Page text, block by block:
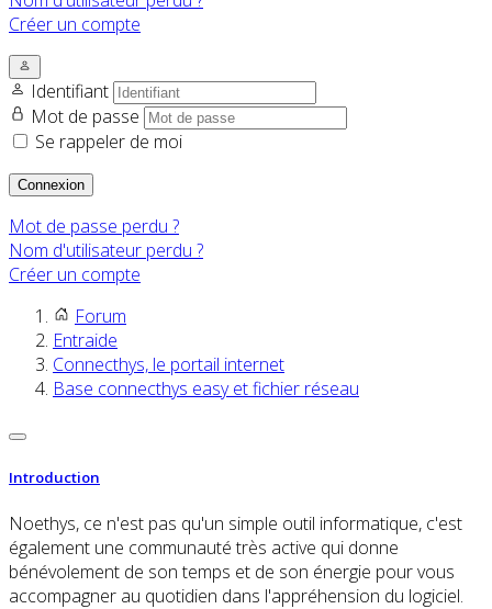
Créer un compte
Identifiant
Mot de passe
Se rappeler de moi
Connexion
Mot de passe perdu ?
Nom d'utilisateur perdu ?
Créer un compte
Forum
Entraide
Connecthys, le portail internet
Base connecthys easy et fichier réseau
Introduction
Noethys, ce n'est pas qu'un simple outil informatique, c'est
également une communauté très active qui donne
bénévolement de son temps et de son énergie pour vous
accompagner au quotidien dans l'appréhension du logiciel.